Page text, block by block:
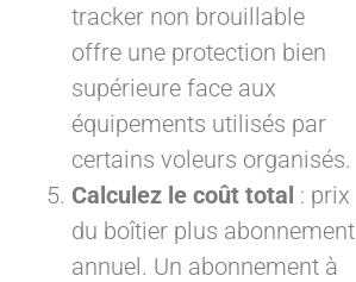
tracker non brouillable
offre une protection bien
supérieure face aux
équipements utilisés par
certains voleurs organisés.
Calculez le coût total : prix
du boîtier plus abonnement
annuel. Un abonnement à